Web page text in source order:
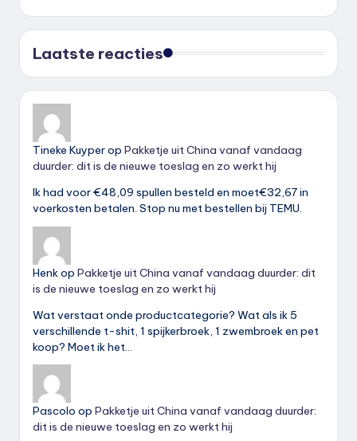
Laatste reacties
Tineke Kuyperop Pakketje uit China vanaf vandaag
duurder: dit is de nieuwe toeslag en zo werkt hij
Ik had voor €48,09 spullen besteld en moet€32,67 in
voerkosten betalen. Stop nu met bestellen bij TEMU.
Henkop Pakketje uit China vanaf vandaag duurder: dit
is de nieuwe toeslag en zo werkt hij
Wat verstaat onde productcategorie? Wat als ik 5
verschillende t-shit, 1 spijkerbroek, 1 zwembroek en pet
koop? Moet ik het…
Pascolo op Pakketje uit China vanaf vandaag duurder:
dit is de nieuwe toeslag en zo werkt hij